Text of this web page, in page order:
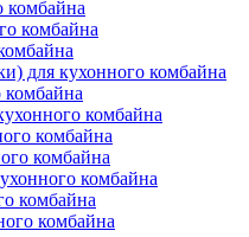
комбайна
комбайна
для кухонного комбайна
комбайна
комбайна
комбайна
комбайна
комбайна
комбайна